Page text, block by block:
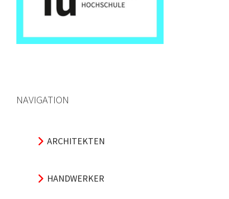
NAVIGATION
ARCHITEKTEN
HANDWERKER